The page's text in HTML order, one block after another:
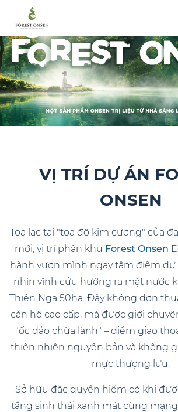
VỊ TRÍ DỰ ÁN
ONSEN
Tọa lạc tại "tọa độ kim cương" của
mới, vị trí phân khu Forest Onsen
hãnh vươn mình ngay tâm điểm dự
nhìn vĩnh cửu hướng ra mặt nước
Thiên Nga 50ha. Đây không đơn
căn hộ cao cấp, mà được giới
"ốc đảo chữa lành" – điểm giao
thiên nhiên nguyên bản và không
mực thượng lưu.
Sở hữu đặc quyền hiếm có khi
tầng sinh thái xanh mát cùng